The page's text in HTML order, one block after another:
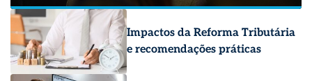
Impactos da Reforma Tributária
e recomendações práticas